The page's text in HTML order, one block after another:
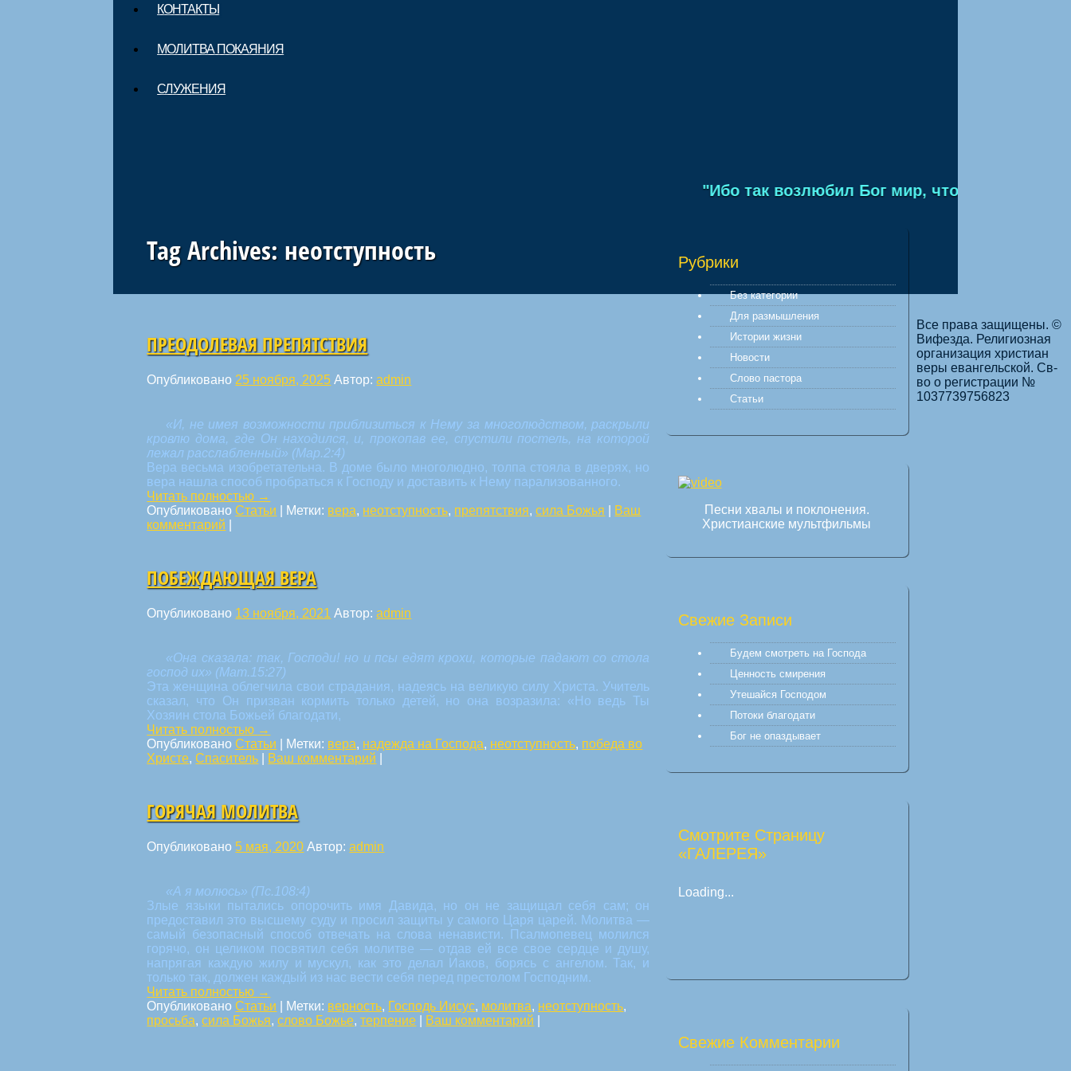
КОНТАКТЫ
МОЛИТВА ПОКАЯНИЯ
СЛУЖЕНИЯ
"Ибо так возлюбил Бог мир, что отдал Сына
Tag Archives: неотступность
Навигация по статьям
ПРЕОДОЛЕВАЯ ПРЕПЯТСТВИЯ
Опубликовано 25 ноября, 2025 Автор:admin
«И, не имея возможности приблизиться к Нему за многолюдством, раскрыли
кровлю дома, где Он находился, и, прокопав ее, спустили постель, на которой
лежал расслабленный» (Мар.2:4)
Вера весьма изобретательна. В доме было многолюдно, толпа стояла в дверях, но
вера нашла способ пробраться к Господу и доставить к Нему парализованного.
Читать полностью →
ОпубликованоСтатьи Метки: вера, неотступность, препятствия,сила Божья
Ваш
комментарий
ПОБЕЖДАЮЩАЯ ВЕРА
Опубликовано 13 ноября, 2021 Автор:admin
«Она сказала: так, Господи! но и псы едят крохи, которые падают со стола
господ их» (Мат.15:27)
Эта женщина облегчила свои страдания, надеясь на великую силу Христа. Учитель
сказал, что Он призван кормить только детей, но она возразила: «Но ведь Ты
Хозяин стола Божьей благодати,
Читать полностью →
ОпубликованоСтатьи Метки: вера, надежда на Господа, неотступность, победа во
Христе,Спаситель Ваш комментарий
ГОРЯЧАЯ МОЛИТВА
Опубликовано5 мая, 2020 Автор:admin
«А я молюсь» (Пс.108:4)
Злые языки пытались опорочить имя Давида, но он не защищал себя сам; он
предоставил это высшему суду и просил защиты у самого Царя царей. Молитва —
самый безопасный способ отвечать на слова ненависти. Псалмопевец молился
горячо, он целиком посвятил себя молитве — отдав ей все свое сердце и душу,
напрягая каждую жилу и мускул, как это делал Иаков, борясь с ангелом. Так, и
только так, должен каждый из нас вести себя перед престолом Господним.
Читать полностью →
ОпубликованоСтатьи Метки: верность, Господь Иисус, молитва, неотступность,
просьба,сила Божья,слово Божье,терпение Ваш комментарий
Рубрики
Без категории
Для размышления
Истории жизни
Новости
Слово пастора
Статьи
Песни хвалы и поклонения.
Христианские мультфильмы
Свежие Записи
Будем смотреть на Господа
Ценность смирения
Утешайся Господом
Потоки благодати
Бог не опаздывает
Смотрите Страницу
«ГАЛЕРЕЯ»
Loading...
Свежие Комментарии
Все права защищены. ©
Вифезда. Религиозная
организация христиан
веры евангельской. Св-
во о регистрации №
1037739756823